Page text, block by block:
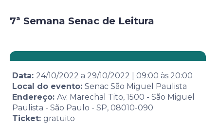
7ª Semana Senac de Leitura
Data: 24/10/2022 a 29/10/2022 09:00 às 20:00
Local do evento: Senac São Miguel Paulista
Endereço: Av. Marechal Tito, 1500 - São Miguel
Paulista - São Paulo - SP, 08010-090
Ticket: gratuito